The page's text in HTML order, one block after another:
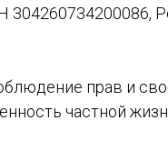
прав и
частной